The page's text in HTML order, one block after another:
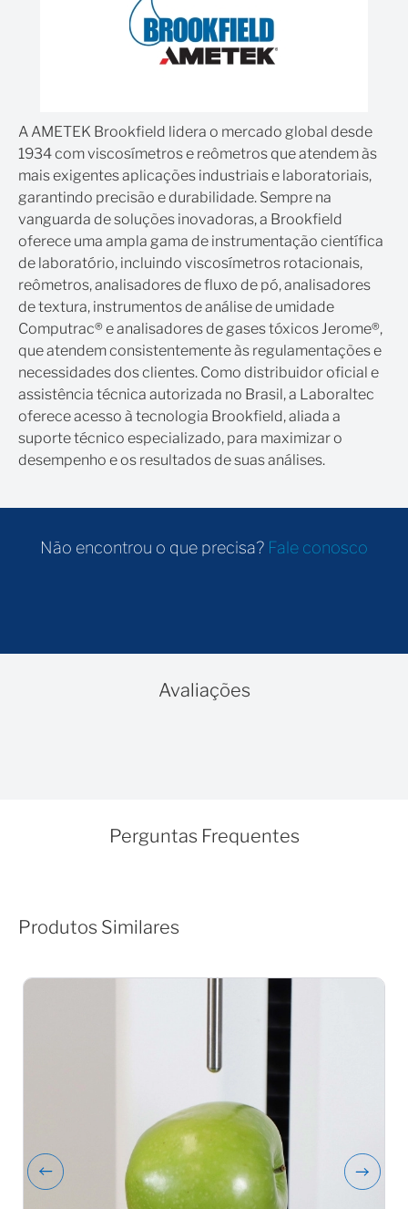
A AMETEK Brookfield lidera o mercado global desde
1934 com viscosímetros e reômetros que atendem às
mais exigentes aplicações industriais e laboratoriais,
garantindo precisão e durabilidade. Sempre na
vanguarda de soluções inovadoras, a Brookfield
oferece uma ampla gama de instrumentação científica
de laboratório, incluindo viscosímetros rotacionais,
reômetros, analisadores de fluxo de pó, analisadores
de textura, instrumentos de análise de umidade
Computrac® e analisadores de gases tóxicos Jerome®,
que atendem consistentemente às regulamentações e
necessidades dos clientes. Como distribuidor oficial e
assistência técnica autorizada no Brasil, a Laboraltec
oferece acesso à tecnologia Brookfield, aliada a
suporte técnico especializado, para maximizar o
desempenho e os resultados de suas análises.
Não encontrou o que precisa? Fale conosco
Avaliações
Perguntas Frequentes
Produtos Similares